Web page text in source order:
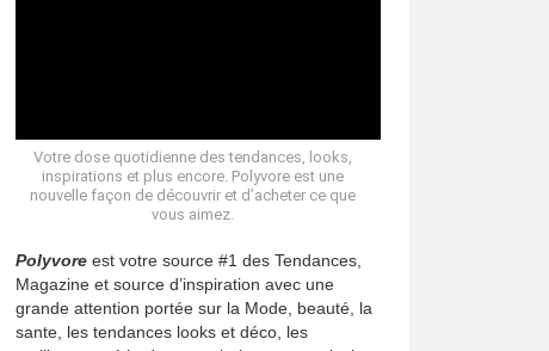
Votre dose quotidienne des tendances, looks,
inspirations et plus encore. Polyvore est une
nouvelle façon de découvrir et d’acheter ce que
vous aimez.
Polyvore est votre source #1 des Tendances,
Magazine et source d’inspiration avec une
grande attention portée sur la Mode, beauté, la
sante, les tendances looks et déco, les